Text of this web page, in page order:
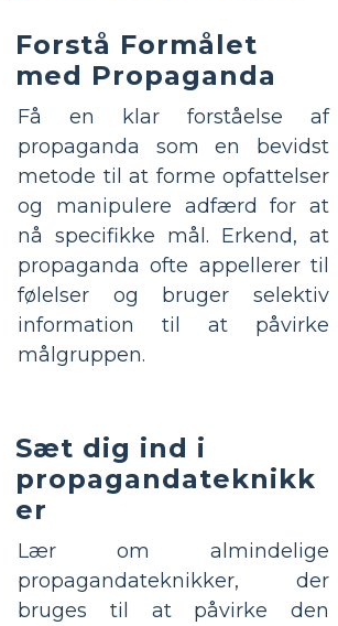
Forstå Formålet
med Propaganda
Få en klar forståelse af
propaganda som en bevidst
metode til at forme opfattelser
og manipulere adfærd for at
nå specifikke mål. Erkend, at
propaganda ofte appellerer til
følelser og bruger selektiv
information til at påvirke
målgruppen.
Sæt dig ind i
propagandateknikk
er
Lær om almindelige
propagandateknikker, der
bruges til at påvirke den